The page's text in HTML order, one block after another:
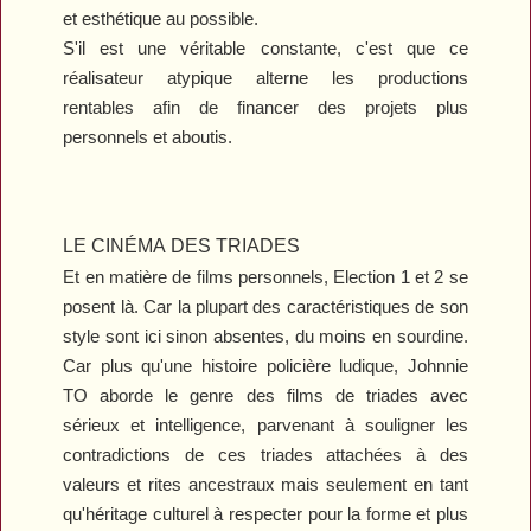
et esthétique au possible.
S'il est une véritable constante, c'est que ce
réalisateur atypique alterne les productions
rentables afin de financer des projets plus
personnels et aboutis.
LE CINÉMA DES TRIADES
Et en matière de films personnels, Election 1 et 2 se
posent là. Car la plupart des caractéristiques de son
style sont ici sinon absentes, du moins en sourdine.
Car plus qu'une histoire policière ludique, Johnnie
TO aborde le genre des films de triades avec
sérieux et intelligence, parvenant à souligner les
contradictions de ces triades attachées à des
valeurs et rites ancestraux mais seulement en tant
qu'héritage culturel à respecter pour la forme et plus